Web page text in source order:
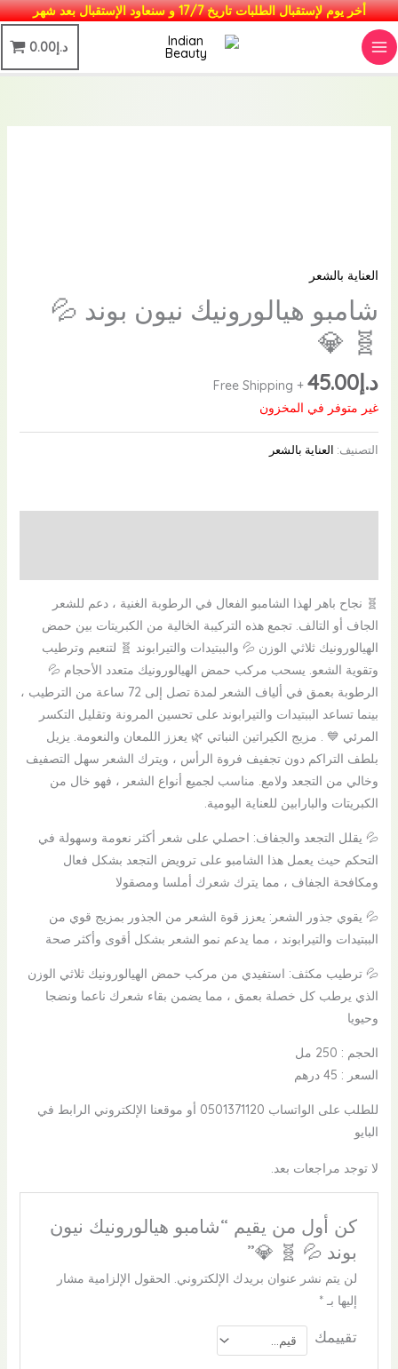
أخر يوم لإستقبال الطلبات تاريخ 17/7 و سنعاود الإستقبال بعد شهرتخطي
إلى
المحتوى
MAIN
MENU
د.إ0.00
العناية بالشعر
شامبو هيالورونيك نيون بوند 💦
🧬 💎
د.إ45.00
+ Free Shipping
غير متوفر في المخزون
التصنيف: العناية بالشعر
🧬 نجاح باهر لهذا الشامبو الفعال في الرطوبة الغنية ، دعم للشعر
الجاف أو التالف. تجمع هذه التركيبة الخالية من الكبريتات بين حمض
الهيالورونيك ثلاثي الوزن 💦 والببتيدات والتيرابوند 🧬 لتنعيم وترطيب
وتقوية الشعو. يسحب مركب حمض الهيالورونيك متعدد الأحجام 💦
الرطوبة بعمق في ألياف الشعر لمدة تصل إلى 72 ساعة من الترطيب ،
بينما تساعد الببتيدات والتيرابوند على تحسين المرونة وتقليل التكسر
المرئي 💙 . مزيج الكيراتين النباتي 🌿 يعزز اللمعان والنعومة. يزيل
بلطف التراكم دون تجفيف فروة الرأس ، ويترك الشعر سهل التصفيف
وخالي من التجعد ولامع. مناسب لجميع أنواع الشعر ، فهو خال من
الكبريتات والبارابين للعناية اليومية.
💦 يقلل التجعد والجفاف: احصلي على شعر أكثر نعومة وسهولة في
التحكم حيث يعمل هذا الشامبو على ترويض التجعد بشكل فعال
ومكافحة الجفاف ، مما يترك شعرك أملسا ومصقولا
💦 يقوي جذور الشعر: يعزز قوة الشعر من الجذور بمزيج قوي من
الببتيدات والتيرابوند ، مما يدعم نمو الشعر بشكل أقوى وأكثر صحة
💦 ترطيب مكثف: استفيدي من مركب حمض الهيالورونيك ثلاثي الوزن
الذي يرطب كل خصلة بعمق ، مما يضمن بقاء شعرك ناعما ونضجا
وحيويا
الحجم : 250 مل
السعر : 45 درهم
للطلب على الواتساب 0501371120 أو موقعنا الإلكتروني الرابط في
البايو
لا توجد مراجعات بعد.
كن أول من يقيم “شامبو هيالورونيك نيون
بوند 💦 🧬 💎”
لن يتم نشر عنوان بريدك الإلكتروني. الحقول الإلزامية مشار
إليها بـ *
تقييمك